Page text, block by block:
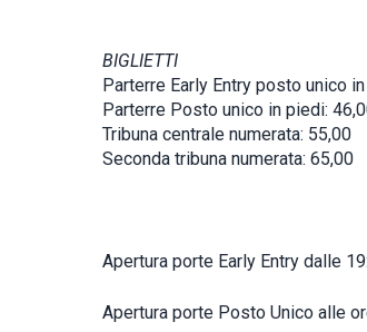
BIGLIETTI
Parterre Early Entry posto unico
Parterre Posto unico in piedi:
Tribuna centrale numerata: 55,00
Seconda tribuna numerata: 65,00
Apertura porte Early Entry dalle
Apertura porte Posto Unico alle